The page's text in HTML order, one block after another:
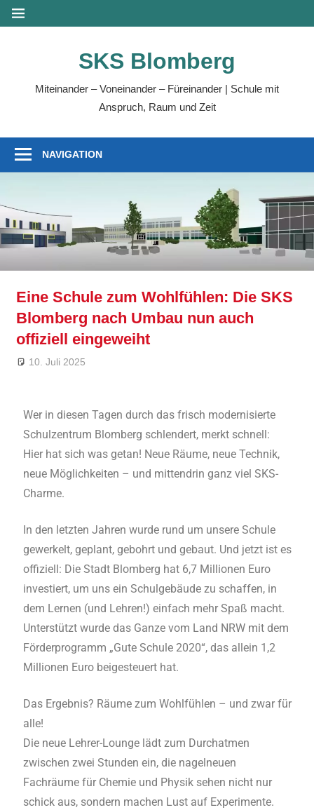
SKS Blomberg
Miteinander – Voneinander – Füreinander | Schule mit
Anspruch, Raum und Zeit
NAVIGATION
Eine Schule zum Wohlfühlen: Die SKS
Blomberg nach Umbau nun auch
offiziell eingeweiht
10. Juli 2025
Wer in diesen Tagen durch das frisch modernisierte
Schulzentrum Blomberg schlendert, merkt schnell:
Hier hat sich was getan! Neue Räume, neue Technik,
neue Möglichkeiten – und mittendrin ganz viel SKS-
Charme.
In den letzten Jahren wurde rund um unsere Schule
gewerkelt, geplant, gebohrt und gebaut. Und jetzt ist es
offiziell: Die Stadt Blomberg hat 6,7 Millionen Euro
investiert, um uns ein Schulgebäude zu schaffen, in
dem Lernen (und Lehren!) einfach mehr Spaß macht.
Unterstützt wurde das Ganze vom Land NRW mit dem
Förderprogramm „Gute Schule 2020“, das allein 1,2
Millionen Euro beigesteuert hat.
Das Ergebnis? Räume zum Wohlfühlen – und zwar für
alle!
Die neue Lehrer-Lounge lädt zum Durchatmen
zwischen zwei Stunden ein, die nagelneuen
Fachräume für Chemie und Physik sehen nicht nur
schick aus, sondern machen Lust auf Experimente.